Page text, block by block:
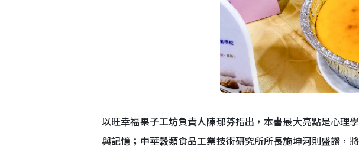
以旺幸福果子工坊負責人陳郁芬指出，本書最大亮點是心理
與記憶；中華穀類食品工業技術研究所所長施坤河則盛讚，